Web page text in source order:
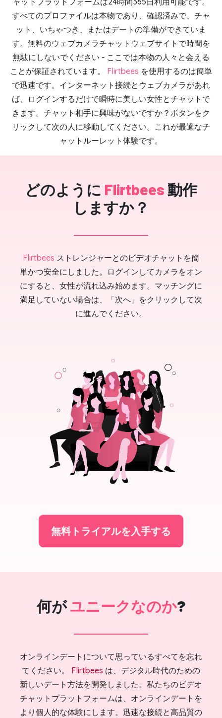
すべてのプロファイルは本物であり、確認済みで、チャ
ット、いちゃつき、またはデートの準備ができていま
す。無料のウェブカメラチャットウェブサイトで時間を
無駄にしないでください - ここでは本物の人々と会える
ことが保証されています。
Flirtbees を使用するのは簡単
で迅速です。インターネット接続とウェブカメラがあれ
ば、ログインするだけで瞬時に美しい女性とチャットで
きます。チャット相手に興味がないですか？ボタンをク
リックして次の人に移動してください。これが最適なチ
ャットルーレット体験です。
どのように Flirtbees動作
しますか？
Flirtbees ストレンジャーとのビデオチャットを簡
単かつ安全にしました。ログインしてカメラをオン
にすると、女性が流れ込み始めます。マッチングに
満足していない場合は、「次へ」をクリックして次
に進んでください。
無料トライアルを入手する
何がユニークなのか?
オンラインデートについて思っているすべてを忘れ
てください。 Flirtbees は、デジタル時代のための
新しいデート方法を開発しました。私たちのビデオ
チャットプラットフォームは、オンラインデートを
より個人的な体験にします。迅速な接続と高品質の